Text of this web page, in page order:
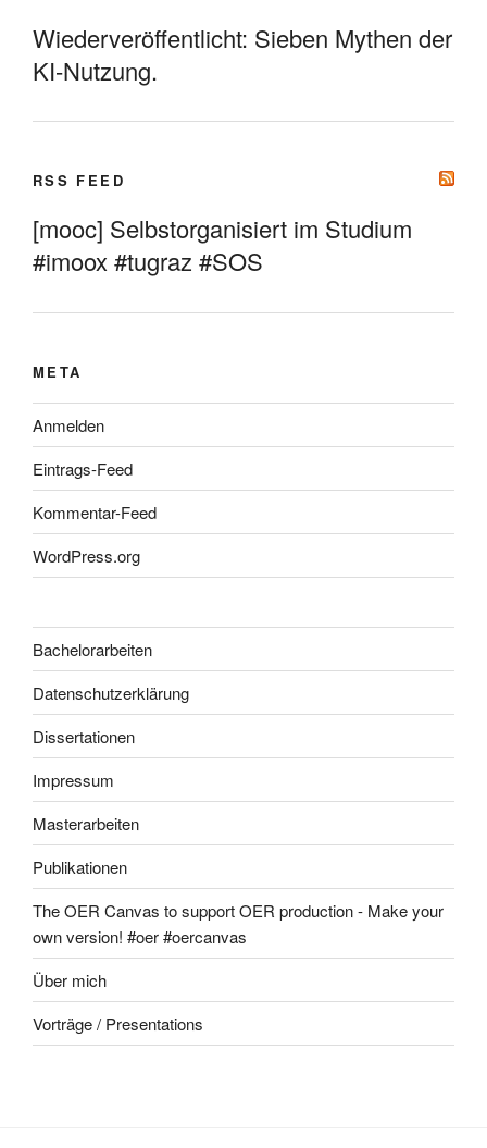
Wiederveröffentlicht: Sieben Mythen der
KI-Nutzung.
RSS FEED
[mooc] Selbstorganisiert im Studium
#imoox #tugraz #SOS
META
Anmelden
Eintrags-Feed
Kommentar-Feed
WordPress.org
Bachelorarbeiten
Datenschutzerklärung
Dissertationen
Impressum
Masterarbeiten
Publikationen
The OER Canvas to support OER production - Make your
own version! #oer #oercanvas
Über mich
Vorträge / Presentations